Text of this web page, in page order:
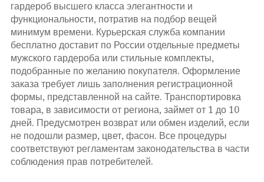
гардероб высшего класса элегантности и
функциональности, потратив на подбор вещей
минимум времени. Курьерская служба компании
бесплатно доставит по России отдельные предметы
мужского гардероба или стильные комплекты,
подобранные по желанию покупателя. Оформление
заказа требует лишь заполнения регистрационной
формы, представленной на сайте. Транспортировка
товара, в зависимости от региона, займет от 1 до 10
дней. Предусмотрен возврат или обмен изделий, если
не подошли размер, цвет, фасон. Все процедуры
соответствуют регламентам законодательства в части
соблюдения прав потребителей.